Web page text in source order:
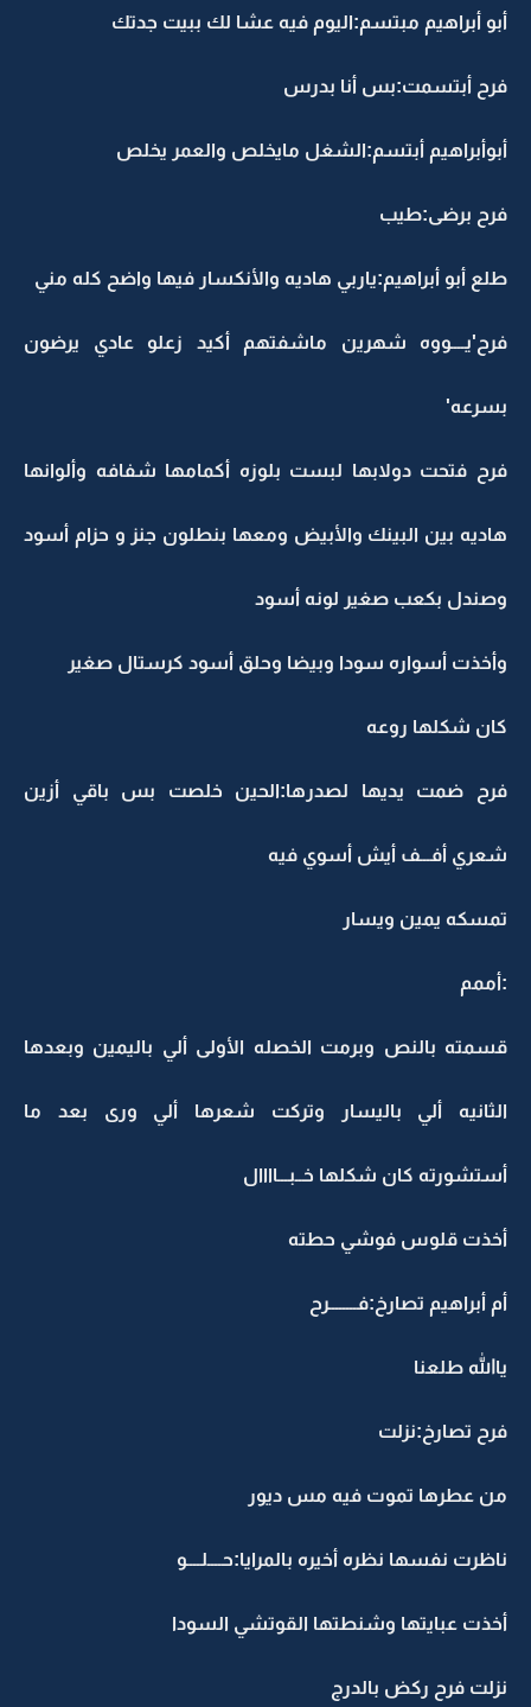
أبو أبراهيم مبتسم:اليوم فيه عشا لك ببيت جدتك
فرح أبتسمت:بس أنا بدرس
أبوأبراهيم أبتسم:الشغل مايخلص والعمر يخلص
فرح برضى:طيب
طلع أبو أبراهيم:ياربي هاديه والأنكسار فيها واضح كله مني
فرح'يــــووه شهرين ماشفتهم أكيد زعلو عادي يرضون
بسرعه'
فرح فتحت دولابها لبست بلوزه أكمامها شفافه وألوانها
هاديه بين البينك والأبيض ومعها بنطلون جنز و حزام أسود
وصندل بكعب صغير لونه أسود
وأخذت أسواره سودا وبيضا وحلق أسود كرستال صغير
كان شكلها روعه
فرح ضمت يديها لصدرها:الحين خلصت بس باقي أزين
شعري أفـــف أيش أسوي فيه
تمسكه يمين ويسار
:أممم
قسمته بالنص وبرمت الخصله الأولى ألي باليمين وبعدها
الثانيه ألي باليسار وتركت شعرها ألي ورى بعد ما
أستشورته كان شكلها خــبـــاااال
أخذت قلوس فوشي حطته
أم أبراهيم تصارخ:فــــــــرح
ياالله طلعنا
فرح تصارخ:نزلت
من عطرها تموت فيه مس ديور
ناظرت نفسها نظره أخيره بالمرايا:حــــلــــو
أخذت عبايتها وشنطتها القوتشي السودا
نزلت فرح ركض بالدرج